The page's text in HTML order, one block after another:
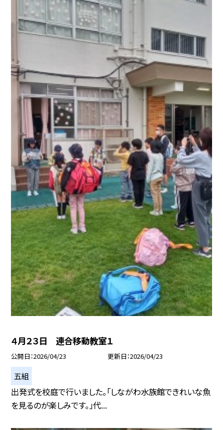
４月２３日 連合移動教室１
公開日 2026/04/23 更新日 2026/04/23
五組
出発式を校庭で行いました。「しながわ水族館できれいな魚
を見るのが楽しみです。」代...